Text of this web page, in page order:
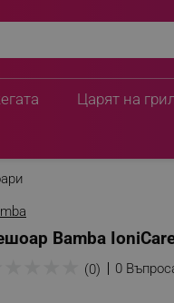
Царят на
Bamba
(0) 0